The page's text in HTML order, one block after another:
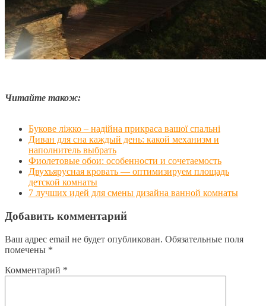
Читайте також:
Букове ліжко – надійна прикраса вашої спальні
Диван для сна каждый день: какой механизм и
наполнитель выбрать
Фиолетовые обои: особенности и сочетаемость
Двухъярусная кровать — оптимизируем площадь
детской комнаты
7 лучших идей для смены дизайна ванной комнаты
Добавить комментарий
Ваш адрес email не будет опубликован. Обязательные поля
помечены *
Комментарий *